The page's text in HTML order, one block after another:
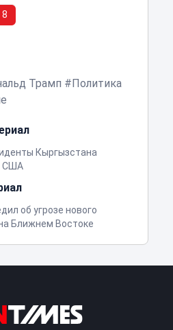
8
Трамп
Политика
Кыргызстана
США
об угрозе нового
Ближнем Востоке